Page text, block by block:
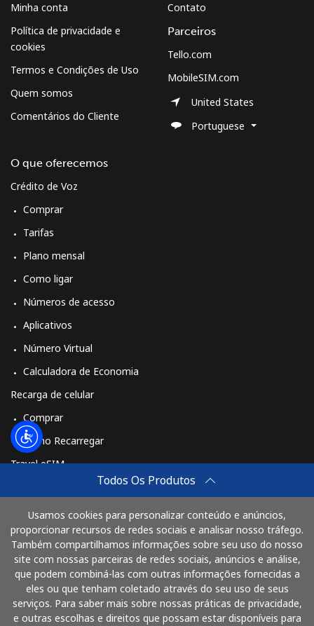
Todos Os Produtos
Usamos cookies para personalizar conteúdo e anúncios,
proporcionar recursos de redes sociais e analisar nosso tráfego.
Também compartilhamos informações sobre seu uso do nosso
site com nossas parceiras de redes sociais, anúncios e análise,
que podem combiná-las com outras informações fornecidas a
eles ou que tenham coletado através do seu uso de seus
serviços. Para saber mais sobre nossas práticas de privacidade,
e outras escolhas e direitos que possam estar disponíveis para
Minha conta
Política de privacidade e
cookies
Termos e Condições de Uso
Quem somos
Comentários do Cliente
O que oferecemos
Crédito de Voz
Comprar
Tarifas
Plano mensal
Como ligar
Números de acesso
Aplicativos
Número Virtual
Calculadora de Economia
Recarga de celular
Comprar
Como Recarregar
Travel eSIM
Como funciona
Contato
Parceiros
Tello.com
MobileSIM.com
United States
Portuguese
Pague com